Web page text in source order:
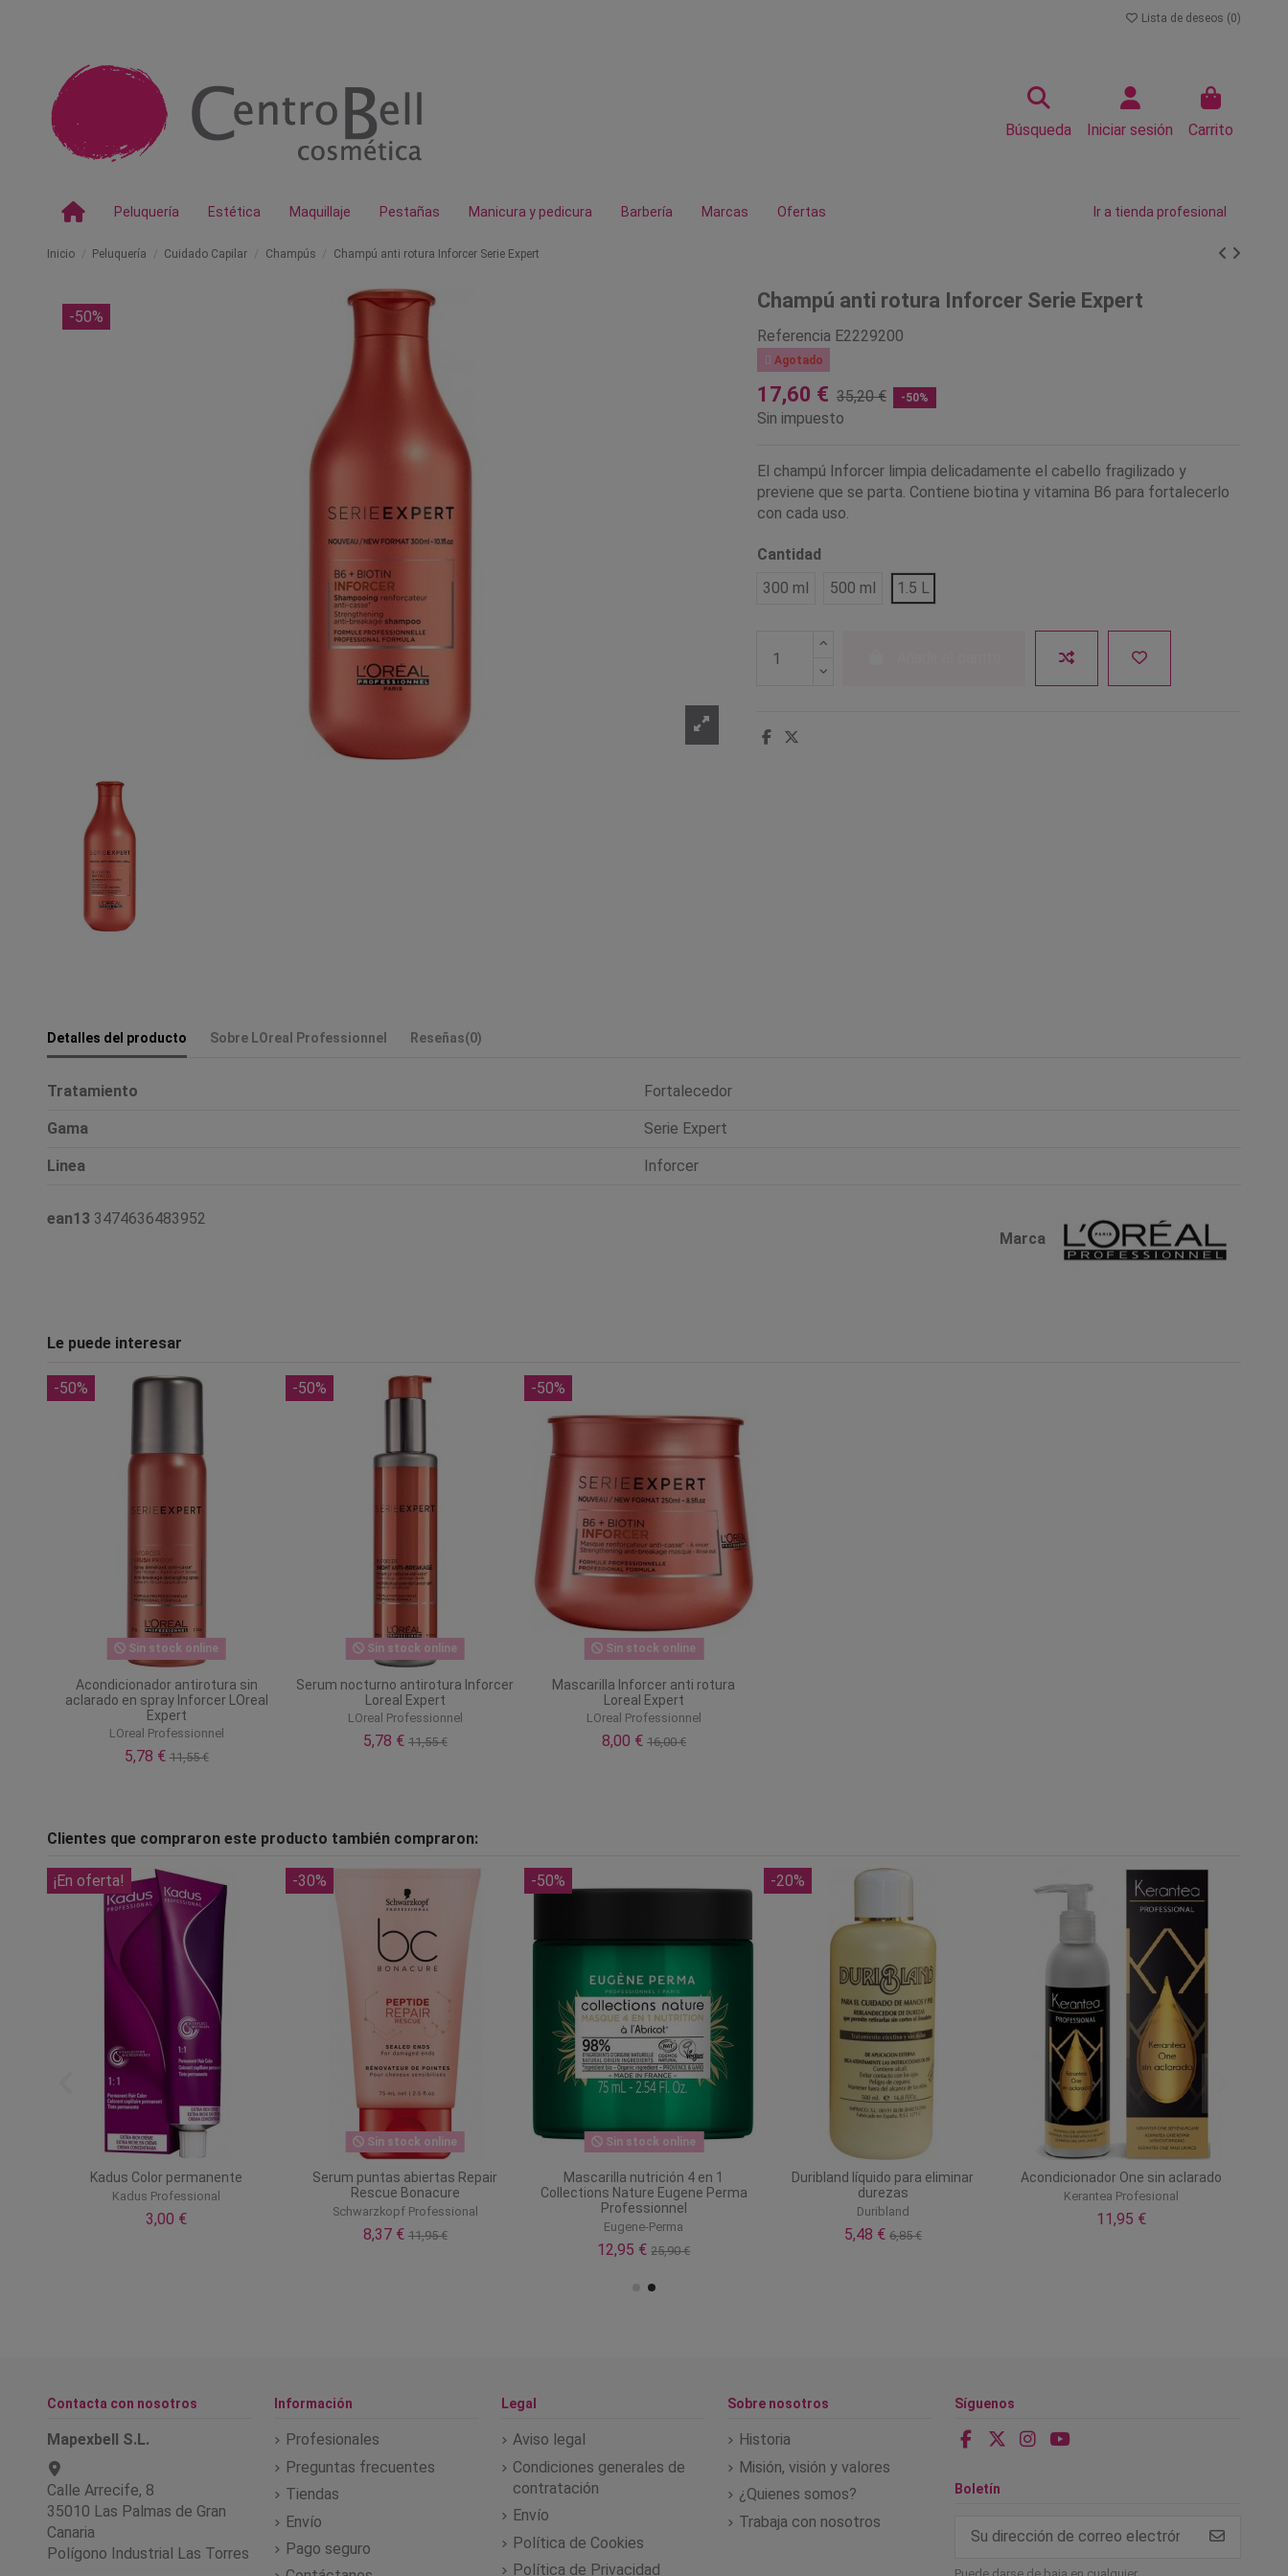
Lista de deseos (0)
Búsqueda Iniciar sesión Carrito
Peluquería Estética Maquillaje Pestañas Manicura y pedicura Barbería Marcas Ofertas Ir a tienda profesional
Inicio Peluquería Cuidado Capilar Champús Champú anti rotura Inforcer Serie Expert
-50%
Champú anti rotura Inforcer Serie Expert
Referencia E2229200
Agotado
17,60 € 35,20 € -50%
Sin impuesto
El champú Inforcer limpia delicadamente el cabello fragilizado y
previene que se parta. Contiene biotina y vitamina B6 para fortalecerlo
con cada uso.
Cantidad
300 ml
500 ml 1.5 L
Detalles del producto Sobre LOreal Professionnel Reseñas(0)
Tratamiento Fortalecedor
Gama Serie Expert
Linea Inforcer
Marca
ean13 3474636483952
Le puede interesar
-50%
Sin stock online
Acondicionador antirotura sin
aclarado en spray Inforcer LOreal
Expert
LOreal Professionnel
5,78 € 11,55 €
-50%
Sin stock online
Serum nocturno antirotura Inforcer
Loreal Expert
LOreal Professionnel
5,78 € 11,55 €
-50%
Sin stock online
Mascarilla Inforcer anti rotura
Loreal Expert
LOreal Professionnel
8,00 € 16,00 €
Clientes que compraron este producto también compraron:
¡En oferta!
Kadus Color permanente
Kadus Professional
3,00 €
-30%
Sin stock online
Serum puntas abiertas Repair
Rescue Bonacure
Schwarzkopf Professional
8,37 € 11,95 €
-50%
Sin stock online
Mascarilla nutrición 4 en 1
Collections Nature Eugene Perma
Professionnel
Eugene-Perma
12,95 €25,90 €
-20%
Duribland líquido para eliminar
durezas
Duribland
5,48 € 6,85 €
Acondicionador One sin aclarado
Kerantea Profesional
11,95 €
Contacta con nosotros
Mapexbell S.L.
Calle Arrecife, 8
35010 Las Palmas de Gran
Canaria
Polígono Industrial Las Torres
Información
Profesionales
Preguntas frecuentes
Tiendas
Envío
Pago seguro
Legal
Aviso legal
Condiciones generales de
contratación
Envío
Política de Cookies
Política de Privacidad
Sobre nosotros
Historia
Misión, visión y valores
¿Quienes somos?
Trabaja con nosotros
Síguenos
Boletín